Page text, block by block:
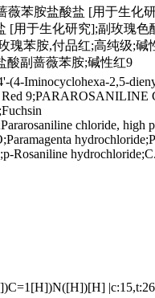
薇苯胺盐酸盐 [用于生化
[用于生化研究];副玫瑰
瑰苯胺,付品红;高纯级;碱
酸副蔷薇苯胺;碱性红9
(4-Iminocyclohexa-2,5-
Red
chloride, high
Rosaniline